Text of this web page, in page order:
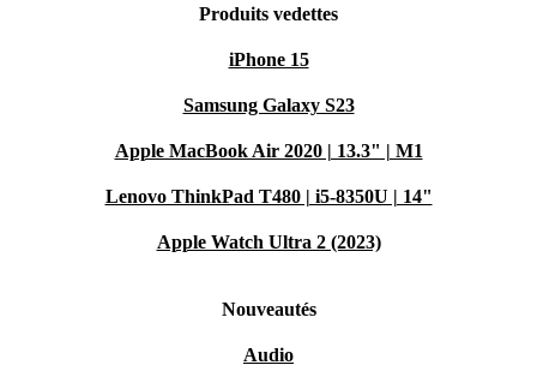
Produits vedettes
iPhone 15
Samsung Galaxy S23
Apple MacBook Air 2020 | 13.3" | M1
Lenovo ThinkPad T480 | i5-8350U | 14"
Apple Watch Ultra 2 (2023)
Nouveautés
Audio